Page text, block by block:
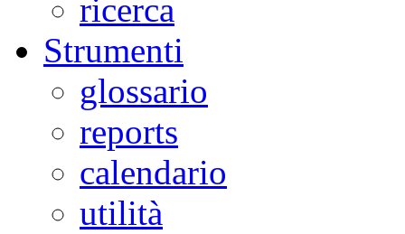
ricerca
Strumenti
glossario
reports
calendario
utilità